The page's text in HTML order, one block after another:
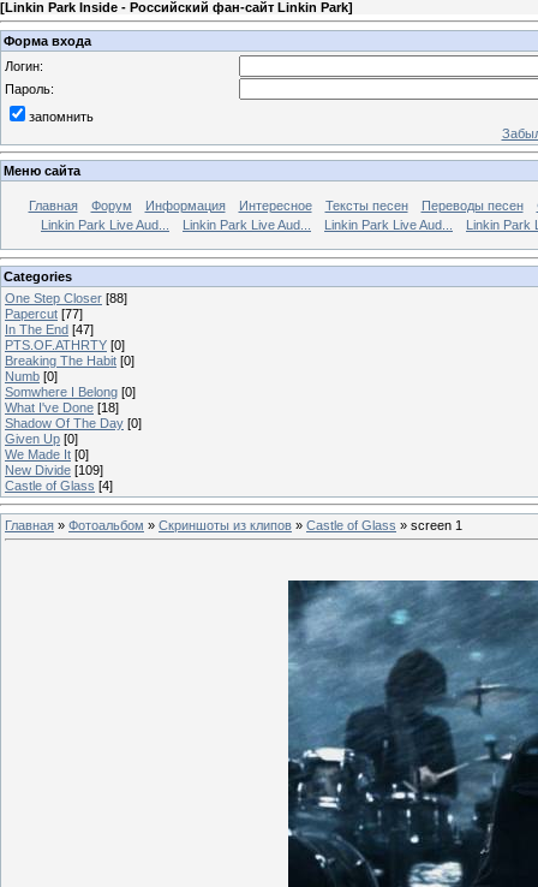
[Linkin Park Inside - Российский фан-сайт Linkin Park]
Форма входа
Логин:
Пароль:
запомнить
Меню сайта
Главная Форум Информация Интересное Тексты песен Переводы песен
Linkin Park Live Aud...
Linkin Park Live Aud... Linkin Park Live Aud... Linkin Park
Categories
One Step Closer [88]
Papercut [77]
In The End [47]
PTS.OF.ATHRTY [0]
Breaking The Habit [0]
Numb [0]
Somwhere I Belong [0]
What I've Done [18]
Shadow Of The Day [0]
Given Up [0]
We Made It [0]
New Divide [109]
Castle of Glass [4]
Главная » Фотоальбом » Скриншоты из клипов » Castle of Glass » screen 1